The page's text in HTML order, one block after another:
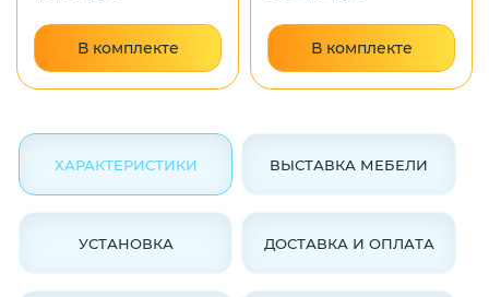
В комплекте В комплекте
ХАРАКТЕРИСТИКИ ВЫСТАВКА МЕБЕЛИ
УСТАНОВКА ДОСТАВКА И ОПЛАТА